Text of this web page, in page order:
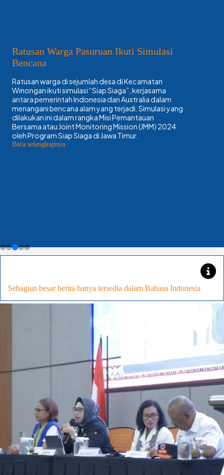
Pasuruan Menjadi Tuan Rumah,Siapkan
KENCANA
Program SIAP SIAGA tahun 2024 dilakukan di 4
propinsi di Indonesia. Propinsi Jawa Timur sendiri
menetapkan Kabupaten Pasuruan sebagai tempat
kegiatan, ada dua tempat lokasi untuk pelaksanaan
nya hari ini , yakni Desa Bakalan, Kecamatan
Purwosari dan di lapangan Desa Bandaran,
Kecamatan Winongan, tempat awak media meliput.
Rabu,(4/9).
Sebagian besar berita hanya tersedia dalam Bahasa Indonesia